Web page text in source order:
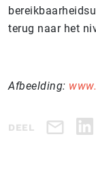
terug naar het
Afbeelding:
DEEL